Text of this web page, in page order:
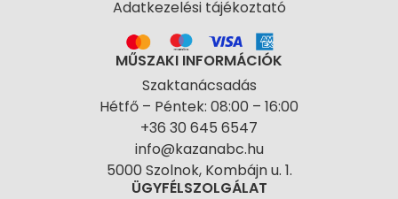
Adatkezelési tájékoztató
MŰSZAKI INFORMÁCIÓK
Szaktanácsadás
Hétfő – Péntek: 08:00 – 16:00
+36 30 645 6547
info@kazanabc.hu
5000 Szolnok, Kombájn u. 1.
ÜGYFÉLSZOLGÁLAT